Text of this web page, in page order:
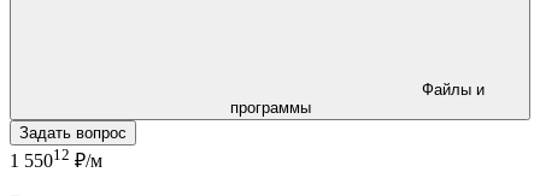
программы
Задать вопрос
1 55012 ₽/м